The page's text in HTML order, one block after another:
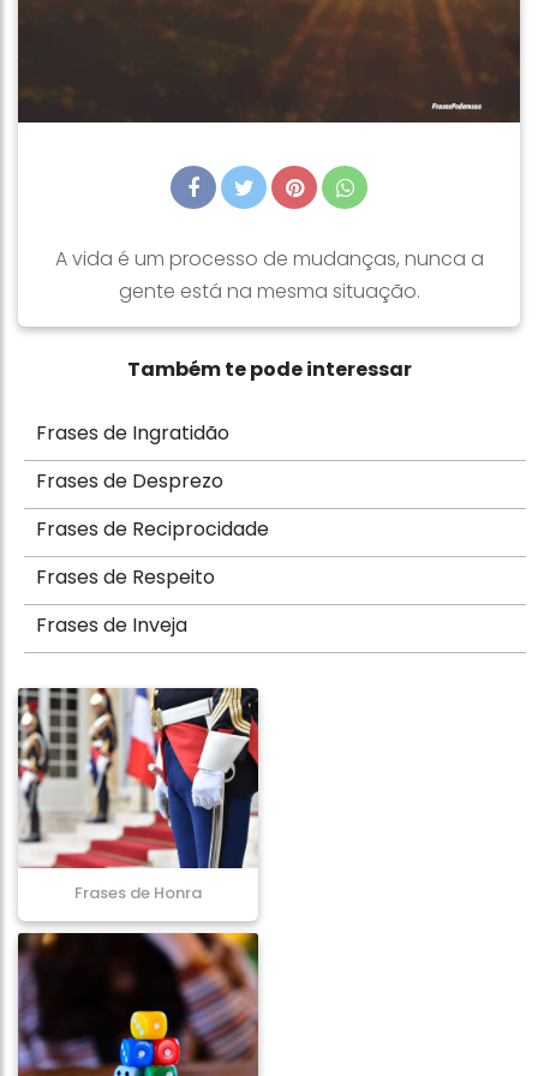
A vida é um processo de mudanças, nunca a
gente está na mesma situação.
Também te pode interessar
Frases de Ingratidão
Frases de Desprezo
Frases de Reciprocidade
Frases de Respeito
Frases de Inveja
Frases de Honra